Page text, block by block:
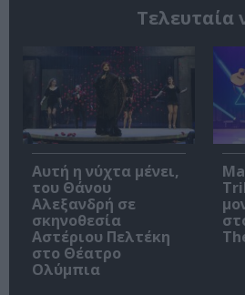
Τελευταία
Αυτή η νύχτα μένει,
του Θάνου
Αλεξανδρή σε
σκηνοθεσία
Αστέριου Πελτέκη
στο Θέατρο
Ολύμπια